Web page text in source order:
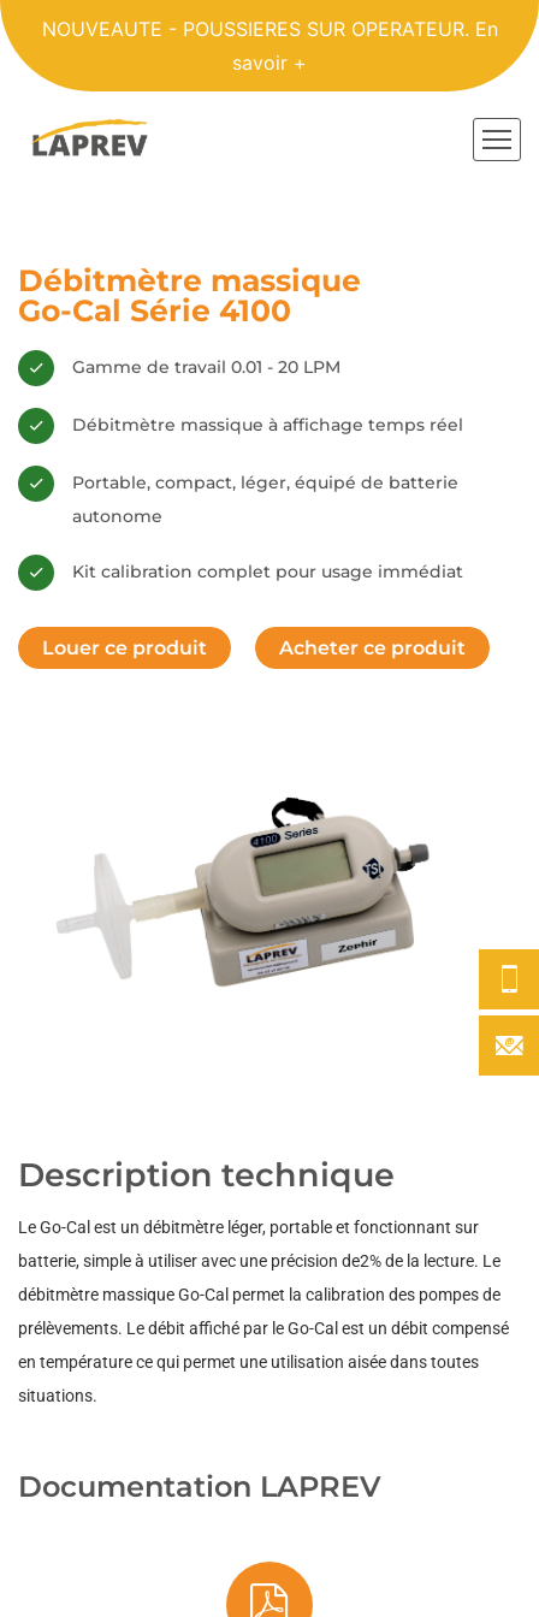
NOUVEAUTE - POUSSIERES SUR OPERATEUR. En
savoir +
Débitmètre massique
Go-Cal Série 4100
Gamme de travail 0.01 - 20 LPM
Débitmètre massique à affichage temps réel
Portable, compact, léger, équipé de batterie
autonome
Kit calibration complet pour usage immédiat
Description technique
Le Go-Cal est un débitmètre léger, portable et fonctionnant sur
batterie, simple à utiliser avec une précision de2% de la lecture. Le
débitmètre massique Go-Cal permet la calibration des pompes de
prélèvements. Le débit affiché par le Go-Cal est un débit compensé
en température ce qui permet une utilisation aisée dans toutes
situations.
Documentation LAPREV